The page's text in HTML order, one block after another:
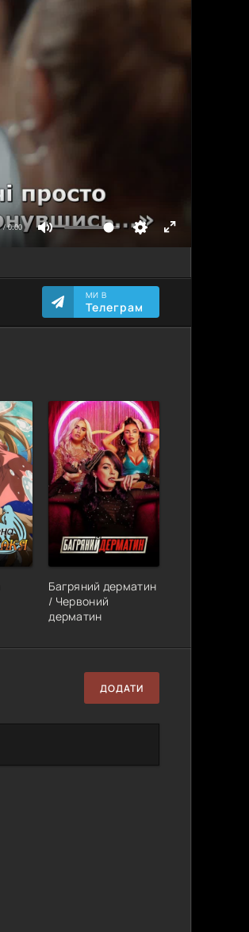
МИ В
Телеграм
Багряний дерматин
/ Червоний
дерматин
ДОДАТИ